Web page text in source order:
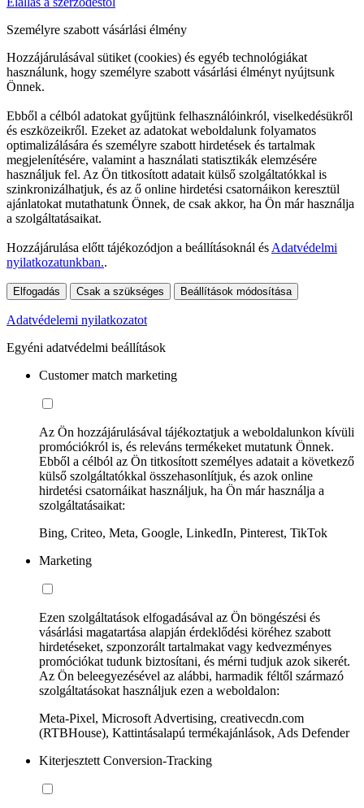
Személyre szabott vásárlási élmény
Hozzájárulásával sütiket (cookies) és egyéb technológiákat
használunk, hogy személyre szabott vásárlási élményt nyújtsunk
Önnek.
Ebből a célból adatokat gyűjtünk felhasználóinkról, viselkedésükről
és eszközeikről. Ezeket az adatokat weboldalunk folyamatos
optimalizálására és személyre szabott hirdetések és tartalmak
megjelenítésére, valamint a használati statisztikák elemzésére
használjuk fel. Az Ön titkosított adatait külső szolgáltatókkal is
szinkronizálhatjuk, és az ő online hirdetési csatornáikon keresztül
ajánlatokat mutathatunk Önnek, de csak akkor, ha Ön már használja
a szolgáltatásaikat.
Hozzájárulása előtt tájékozódjon a beállításoknál és Adatvédelmi
nyilatkozatunkban..
Elfogadás Csak a szükséges Beállítások módosítása
Adatvédelemi nyilatkozatot
Egyéni adatvédelmi beállítások
Customer match marketing
Az Ön hozzájárulásával tájékoztatjuk a weboldalunkon kívüli
promóciókról is, és releváns termékeket mutatunk Önnek.
Ebből a célból az Ön titkosított személyes adatait a következő
külső szolgáltatókkal összehasonlítjuk, és azok online
hirdetési csatornáikat használjuk, ha Ön már használja a
szolgáltatásaikat:
Bing, Criteo, Meta, Google, LinkedIn, Pinterest, TikTok
Marketing
Ezen szolgáltatások elfogadásával az Ön böngészési és
vásárlási magatartása alapján érdeklődési köréhez szabott
hirdetéseket, szponzorált tartalmakat vagy kedvezményes
promóciókat tudunk biztosítani, és mérni tudjuk azok sikerét.
Az Ön beleegyezésével az alábbi, harmadik féltől származó
szolgáltatásokat használjuk ezen a weboldalon:
Meta-Pixel, Microsoft Advertising, creativecdn.com
(RTBHouse), Kattintásalapú termékajánlások, Ads Defender
Kiterjesztett Conversion-Tracking